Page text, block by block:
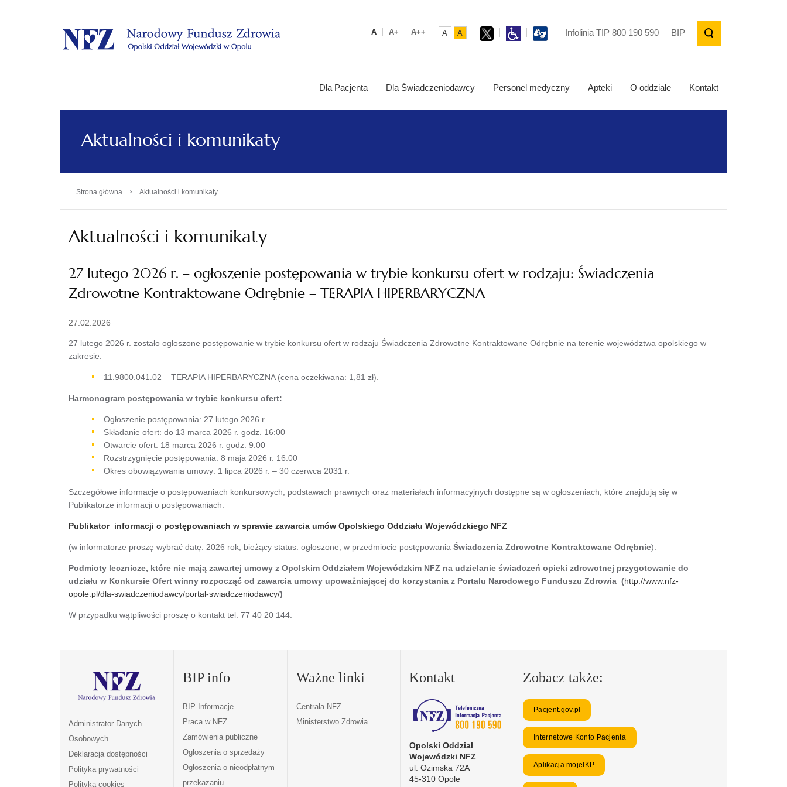
. A A+ A++ A A Infolinia TIP 800 190 590 BIP
Dla Pacjenta Dla Świadczeniodawcy Personel medyczny Apteki O oddziale Kontakt
Aktualności i komunikaty
Strona główna › Aktualności i komunikaty
Aktualności i komunikaty
27 lutego 2026 r. – ogłoszenie postępowania w trybie konkursu ofert w rodzaju: Świadczenia
Zdrowotne Kontraktowane Odrębnie – TERAPIA HIPERBARYCZNA
27.02.2026
27 lutego 2026 r. zostało ogłoszone postępowanie w trybie konkursu ofert w rodzaju Świadczenia Zdrowotne Kontraktowane Odrębnie na terenie województwa opolskiego w
zakresie:
11.9800.041.02 – TERAPIA HIPERBARYCZNA (cena oczekiwana: 1,81 zł).
Harmonogram postępowania w trybie konkursu ofert:
Ogłoszenie postępowania: 27 lutego 2026 r.
Składanie ofert: do 13 marca 2026 r. godz. 16:00
Otwarcie ofert: 18 marca 2026 r. godz. 9:00
Rozstrzygnięcie postępowania: 8 maja 2026 r. 16:00
Okres obowiązywania umowy: 1 lipca 2026 r. – 30 czerwca 2031 r.
Szczegółowe informacje o postępowaniach konkursowych, podstawach prawnych oraz materiałach informacyjnych dostępne są w ogłoszeniach, które znajdują się w
Publikatorze informacji o postępowaniach.
Publikator informacji o postępowaniach w sprawie zawarcia umów Opolskiego Oddziału Wojewódzkiego NFZ
(w informatorze proszę wybrać datę: 2026 rok, bieżący status: ogłoszone, w przedmiocie postępowania Świadczenia Zdrowotne Kontraktowane Odrębnie).
Podmioty lecznicze, które nie mają zawartej umowy z Opolskim Oddziałem Wojewódzkim NFZ na udzielanie świadczeń opieki zdrowotnej przygotowanie do
udziału w Konkursie Ofert winny rozpocząć od zawarcia umowy upoważniającej do korzystania z Portalu Narodowego Funduszu Zdrowia (http://www.nfz-
opole.pl/dla-swiadczeniodawcy/portal-swiadczeniodawcy/)
W przypadku wątpliwości proszę o kontakt tel. 77 40 20 144.
Administrator Danych
Osobowych
Deklaracja dostępności
Polityka prywatności
Polityka cookies
BIP info
BIP Informacje
Praca w NFZ
Zamówienia publiczne
Ogłoszenia o sprzedaży
Ogłoszenia o nieodpłatnym
przekazaniu
Ważne linki
Centrala NFZ
Ministerstwo Zdrowia
Kontakt
Opolski Oddział
Wojewódzki NFZ
ul. Ozimska 72A
45-310 Opole
Zobacz także:
Pacjent.gov.pl
Internetowe Konto Pacjenta
Aplikacja mojeIKP